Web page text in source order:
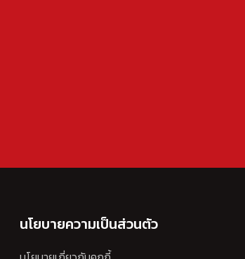
นโยบายความเป็นส่วนตัว